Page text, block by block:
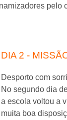
pelo
DIA 2 -
Desporto com
No segundo dia
a escola voltou a
muita boa